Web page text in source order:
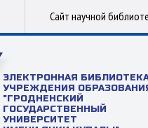
Сайт научной
ЭЛЕКТРОННАЯ
УЧРЕЖДЕНИЯ
"ГРОДНЕНСКИЙ
ГОСУДАРСТВЕННЫЙ
УНИВЕРСИТЕТ